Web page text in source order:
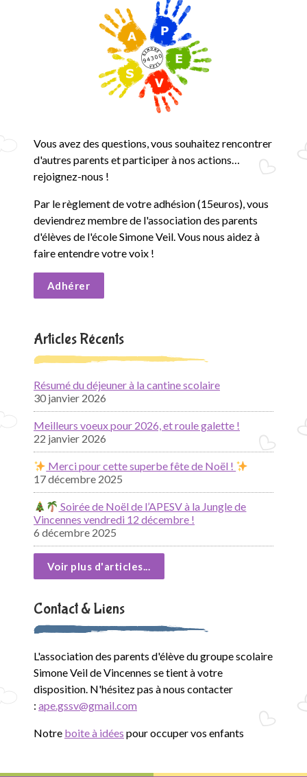
Vous avez des questions, vous souhaitez rencontrer
d'autres parents et participer à nos actions…
rejoignez-nous !
Par le règlement de votre adhésion (15euros), vous
deviendrez membre de l'association des parents
d'élèves de l'école Simone Veil. Vous nous aidez à
faire entendre votre voix !
Adhérer
Articles Récents
Résumé du déjeuner à la cantine scolaire
30 janvier 2026
Meilleurs voeux pour 2026, et roule galette !
22 janvier 2026
Merci pour cette superbe fête de Noël !
17 décembre 2025
Soirée de Noël de l’APESV à la Jungle de
Vincennes vendredi 12 décembre !
6 décembre 2025
Voir plus d'articles...
Contact & Liens
L'association des parents d'élève du groupe scolaire
Simone Veil de Vincennes se tient à votre
disposition. N'hésitez pas à nous contacter
: ape.gssv@gmail.com
Notre boite à idées pour occuper vos enfants